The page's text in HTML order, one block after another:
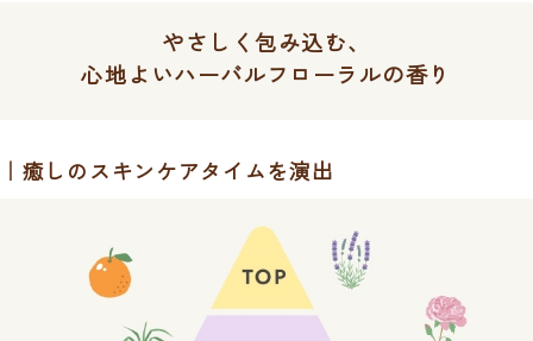
やさしく包み込む、
心地よいハーバルフローラルの香り
癒しのスキンケアタイムを演出